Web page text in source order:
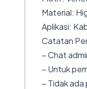
Material:
Aplikasi:
Catatan
– Chat
– Untuk
– Tidak ada